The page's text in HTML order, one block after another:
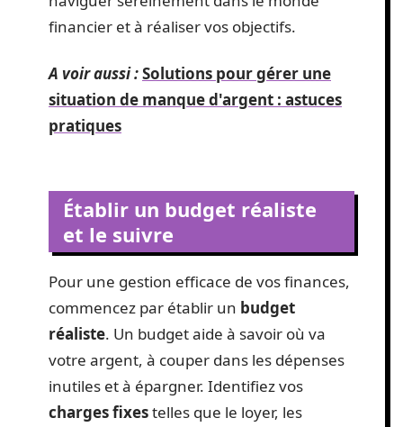
financier et à réaliser vos objectifs.
A voir aussi :Solutions pour gérer une
situation de manque d'argent : astuces
pratiques
Établir un budget réaliste
et le suivre
Pour une gestion efficace de vos finances,
commencez par établir un budget
réaliste. Un budget aide à savoir où va
votre argent, à couper dans les dépenses
inutiles et à épargner. Identifiez vos
charges fixestelles que le loyer, les